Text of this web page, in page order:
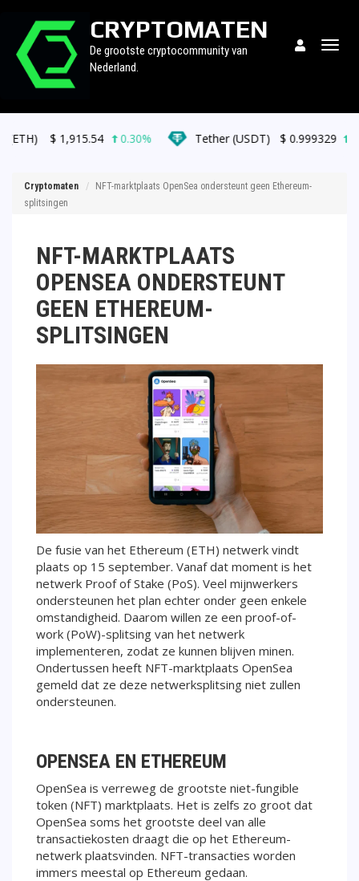
CRYPTOMATEN
De grootste cryptocommunity van
Nederland.
0.30% Tether (USDT) $0.999329 0.00%
Cryptomaten
NFT-marktplaats OpenSea ondersteunt geen Ethereum-
splitsingen
NFT-MARKTPLAATS
OPENSEA ONDERSTEUNT
GEEN ETHEREUM-
SPLITSINGEN
De fusie van het Ethereum (ETH) netwerk vindt
plaats op 15 september. Vanaf dat moment is het
netwerk Proof of Stake (PoS). Veel mijnwerkers
ondersteunen het plan echter onder geen enkele
omstandigheid. Daarom willen ze een proof-of-
work (PoW)-splitsing van het netwerk
implementeren, zodat ze kunnen blijven minen.
Ondertussen heeft NFT-marktplaats OpenSea
gemeld dat ze deze netwerksplitsing niet zullen
ondersteunen.
OPENSEA EN ETHEREUM
OpenSea is verreweg de grootste niet-fungible
token (NFT) marktplaats. Het is zelfs zo groot dat
OpenSea soms het grootste deel van alle
transactiekosten draagt ​​die op het Ethereum-
netwerk plaatsvinden. NFT-transacties worden
immers meestal op Ethereum gedaan.